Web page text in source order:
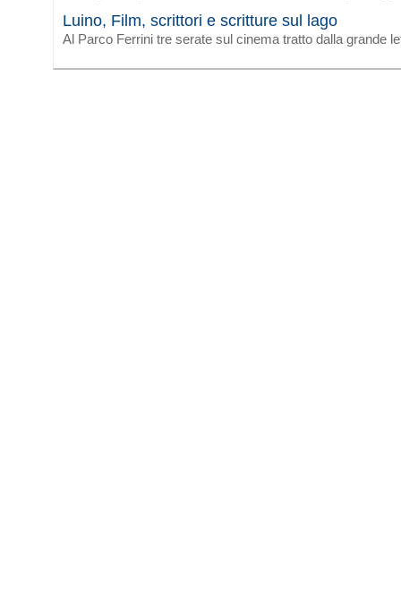
Luino, Film, scrittori e scritture sul lago
Al Parco Ferrini tre serate sul cinema tratto dalla grande